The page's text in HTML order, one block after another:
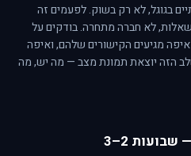
בגוגל, לא רק בשוק. לפעמים זה
לא חברה מתחרה. בודקים על
מגיעים הקישורים שלהם, ואיפה
הזה יוצאת תמונת מצב — מה יש, מה
2–3